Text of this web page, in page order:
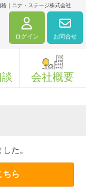
｜ニナ・ステージ株式会社
ログイン お問合せ
会社概要
た。
ちら